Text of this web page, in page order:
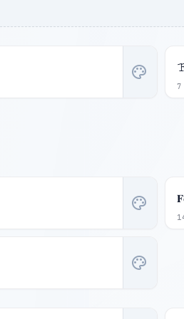
palette
7
palette
palette